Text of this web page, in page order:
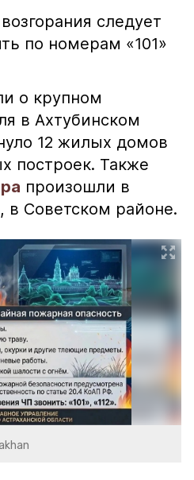
следует
по номерам «101»
о крупном
в Ахтубинском
12 жилых домов
построек. Также
произошли в
в Советском районе.